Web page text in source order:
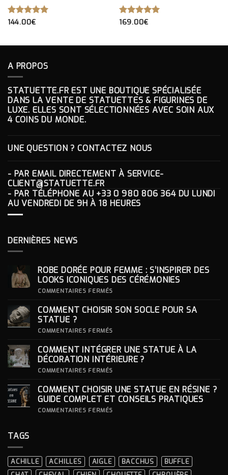
NOTE5.00
144.00€ NOTE5.00
169.00€
A PROPOS
STATUETTE.FR EST UNE BOUTIQUE SPÉCIALISÉE
DANS LA VENTE DE STATUETTES & FIGURINES DE
LUXE. ELLES SONT SÉLECTIONNÉES AVEC SOIN AUX
4 COINS DU MONDE.
UNE QUESTION ? CONTACTEZ NOUS
- PAR EMAIL DIRECTEMENT À SERVICE-
CLIENT@STATUETTE.FR
- PAR TÉLÉPHONE AU +33 0 980 806 364DU LUNDI
AU VENDREDI DE 9H À 18 HEURES
DERNIÈRES NEWS
ROBE DORÉE POUR FEMME : S’INSPIRER DES
LOOKS ICONIQUES DES CÉRÉMONIES
COMMENTAIRES FERMÉS
POUR
ICONIQUES
DES
CÉRÉMONIES
COMMENT CHOISIR SON SOCLE POUR SA
STATUE ?
COMMENTAIRES FERMÉS
SON
SOCLE
POUR
COMMENT INTÉGRER UNE STATUE À LA
DÉCORATION INTÉRIEURE ?
COMMENTAIRES FERMÉS
UNE
STATUE
À
COMMENT CHOISIR UNE STATUE EN RÉSINE ?
GUIDE COMPLET ET CONSEILS PRATIQUES
COMMENTAIRES FERMÉS
?
GUIDE
COMPLET
TAGS
ACHILLE ACHILLES AIGLE BACCHUS
BUFFLE